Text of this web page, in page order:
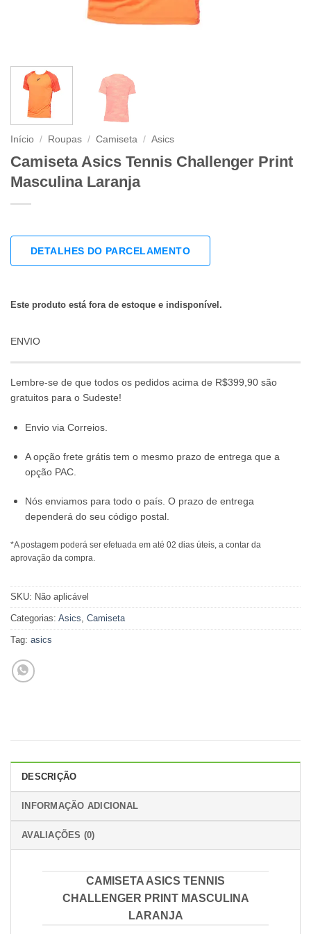
Início / Roupas / Camiseta / Asics
Camiseta Asics Tennis Challenger Print
Masculina Laranja
DETALHES DO PARCELAMENTO
Este produto está fora de estoque e indisponível.
ENVIO
Lembre-se de que todos os pedidos acima de R$399,90 são
gratuitos para o Sudeste!
Envio via Correios.
A opção frete grátis tem o mesmo prazo de entrega que a
opção PAC.
Nós enviamos para todo o país. O prazo de entrega
dependerá do seu código postal.
*A postagem poderá ser efetuada em até 02 dias úteis, a contar da
aprovação da compra.
SKU: Não aplicável
Categorias: Asics, Camiseta
Tag: asics
DESCRIÇÃO
INFORMAÇÃO ADICIONAL
AVALIAÇÕES (0)
CAMISETA ASICS TENNIS
CHALLENGER PRINT MASCULINA
LARANJA